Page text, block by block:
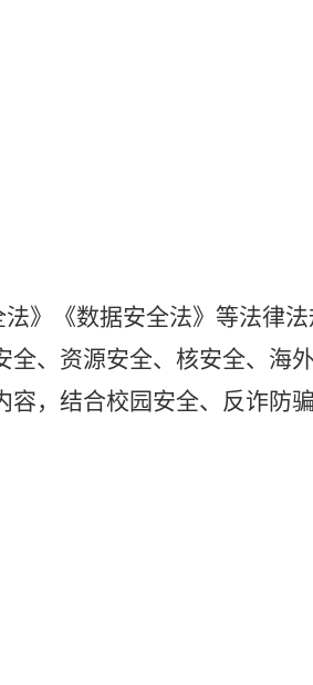
》《数据安全法》等法律
、资源安全、核安全、海
，结合校园安全、反诈防